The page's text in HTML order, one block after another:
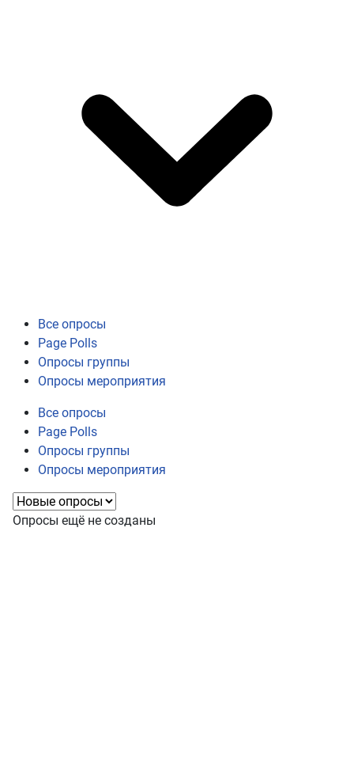
Все опросы
Page Polls
Опросы группы
Опросы мероприятия
Все опросы
Page Polls
Опросы группы
Опросы мероприятия
Опросы ещё не созданы